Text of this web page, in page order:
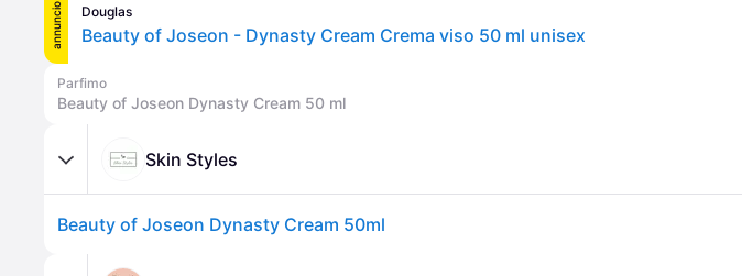
annuncio Douglas
Beauty of Joseon - Dynasty Cream Crema viso 50 ml unisex
Parfimo
Beauty of Joseon Dynasty Cream 50 ml
Skin Styles
Beauty of Joseon Dynasty Cream 50ml